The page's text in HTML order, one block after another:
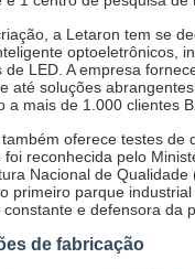
a Letaron tem se
optoeletrônicos,
de LED. A empresa
até soluções
a mais de 1.000 clientes
oferece testes de
foi reconhecida pelo
Nacional de
primeiro parque
constante e defensora da
de fabricação